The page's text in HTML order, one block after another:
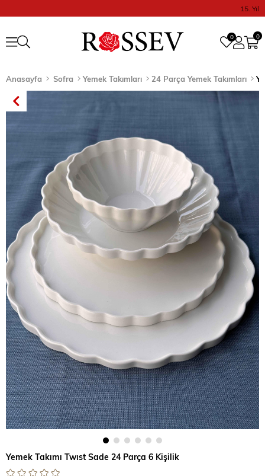
15. Yıl
0
0
Anasayfa Sofra Yemek Takımları 24 Parça Yemek Takımları
Yemek Takımı Twıst Sade 24 Parça 6 Kişilik